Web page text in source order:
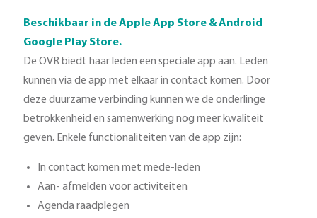
Beschikbaar in de Apple App Store & Android
Google Play Store.
De OVR biedt haar leden een speciale app aan. Leden
kunnen via de app met elkaar in contact komen. Door
deze duurzame verbinding kunnen we de onderlinge
betrokkenheid en samenwerking nog meer kwaliteit
geven. Enkele functionaliteiten van de app zijn:
In contact komen met mede-leden
Aan- afmelden voor activiteiten
Agenda raadplegen